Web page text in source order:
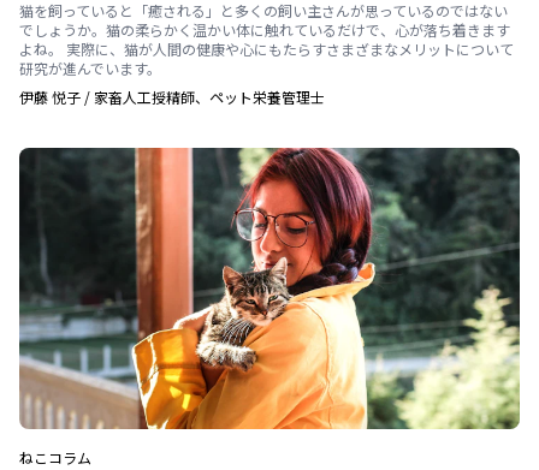
猫を飼っていると「癒される」と多くの飼い主さんが思っているのではない
でしょうか。猫の柔らかく温かい体に触れているだけで、心が落ち着きます
よね。 実際に、猫が人間の健康や心にもたらすさまざまなメリットについて
研究が進んでいます。
伊藤 悦子 / 家畜人工授精師、ペット栄養管理士
ねこコラム